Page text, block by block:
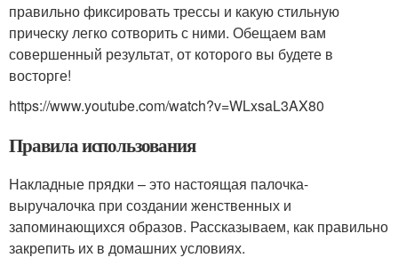
правильно фиксировать трессы и какую стильную
прическу легко сотворить с ними. Обещаем вам
совершенный результат, от которого вы будете в
восторге!
https://www.youtube.com/watch?v=WLxsaL3AX80
Правила использования
Накладные прядки – это настоящая палочка-
выручалочка при создании женственных и
запоминающихся образов. Рассказываем, как правильно
закрепить их в домашних условиях.